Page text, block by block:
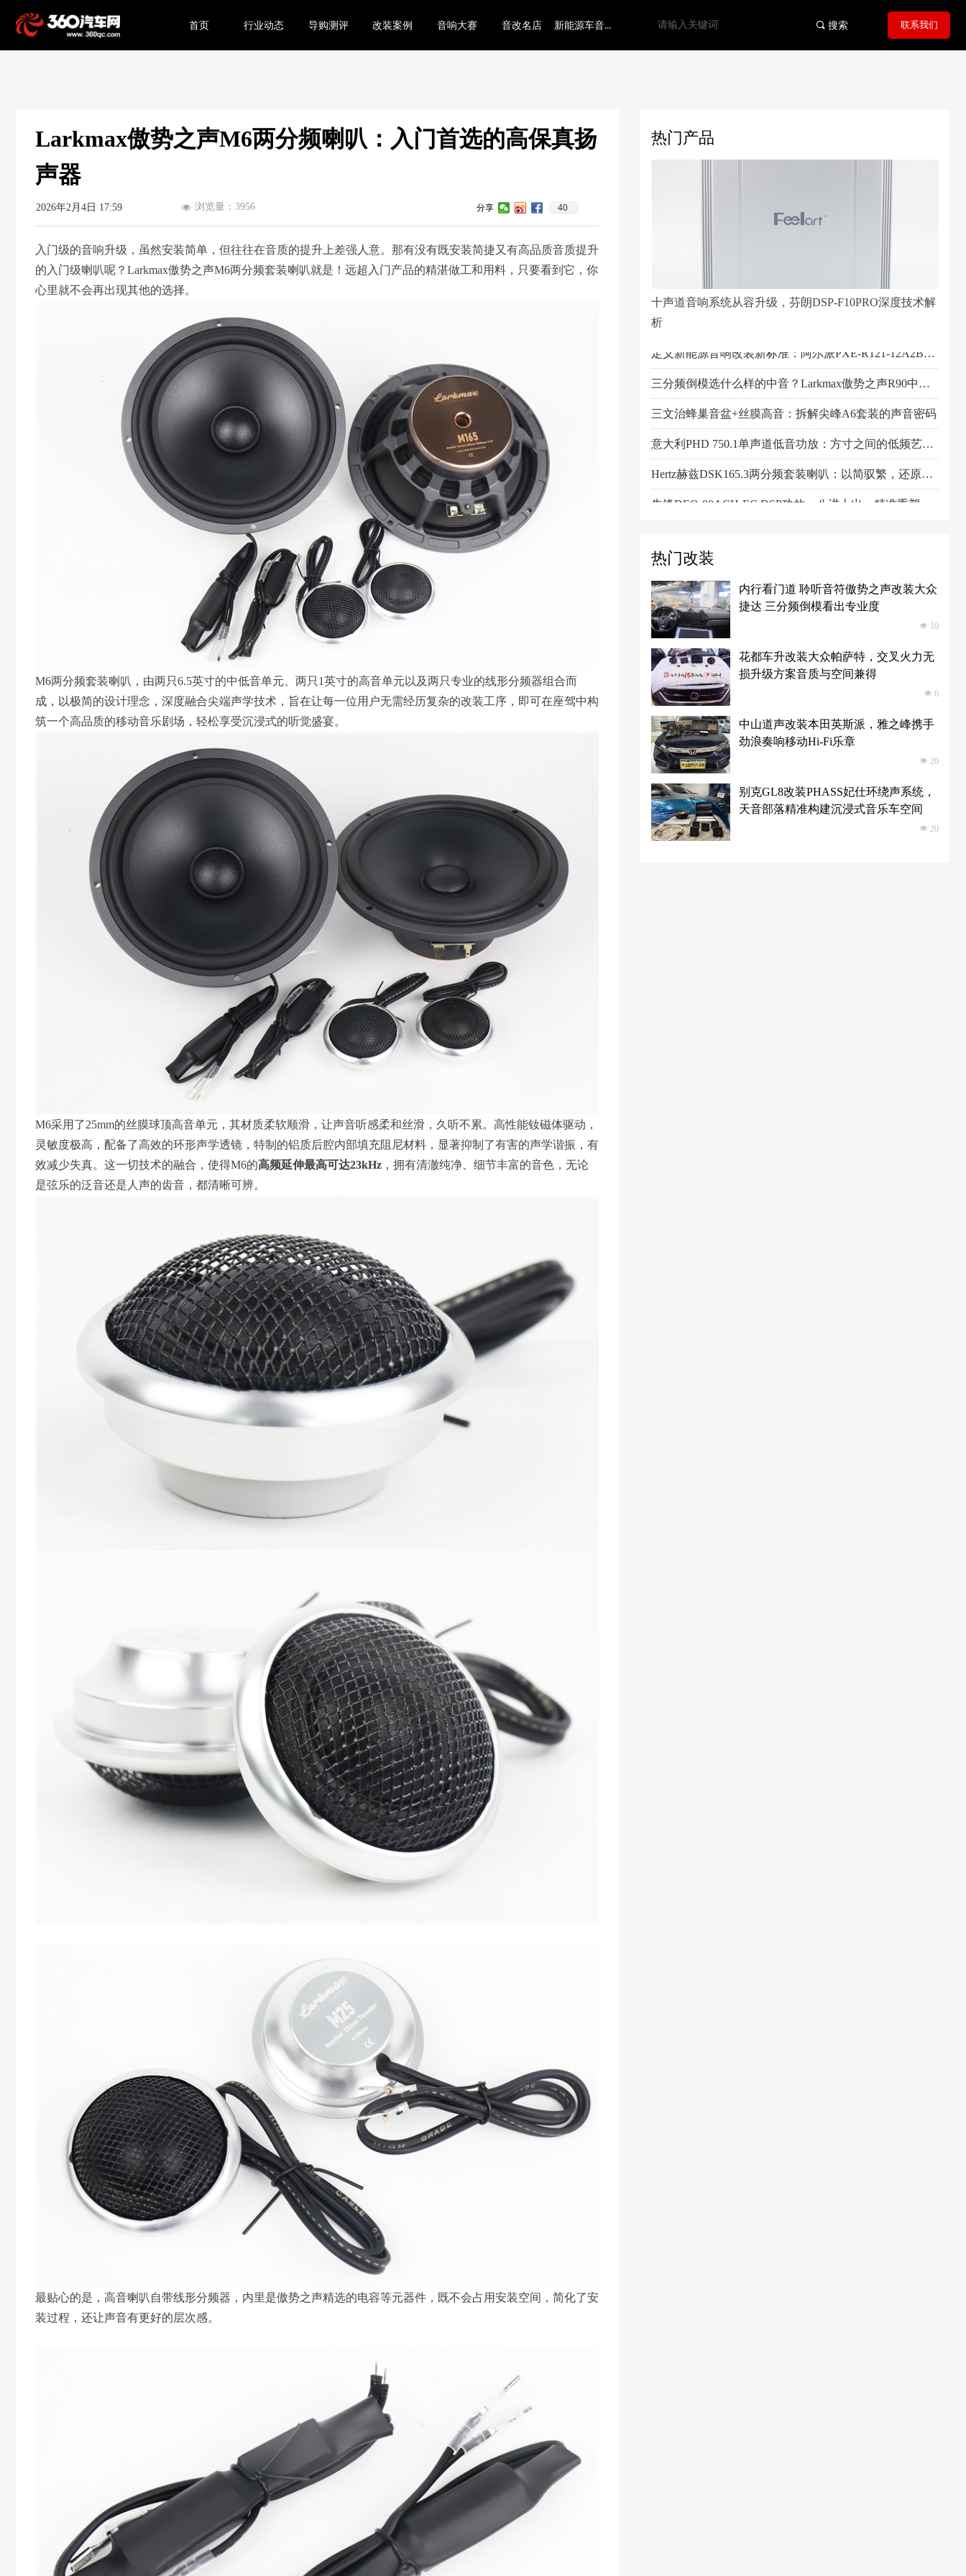
首页 行业动态 导购测评 改装案例 音响大赛 音改名店 新能源车音响底层逻辑 끠 搜索 联系我们
Larkmax傲势之声M6两分频喇叭：入门首选的高保真扬
声器
入门级的音响升级，虽然安装简单，但往往在音质的提升上差强人意。那有没有既安装简捷又有高品质音质提升
的入门级喇叭呢？Larkmax傲势之声M6两分频套装喇叭就是！远超入门产品的精湛做工和用料，只要看到它，你
心里就不会再出现其他的选择。
M6两分频套装喇叭，由两只6.5英寸的中低音单元、两只1英寸的高音单元以及两只专业的线形分频器组合而
成，以极简的设计理念，深度融合尖端声学技术，旨在让每一位用户无需经历复杂的改装工序，即可在座驾中构
筑一个高品质的移动音乐剧场，轻松享受沉浸式的听觉盛宴。
M6采用了25mm的丝膜球顶高音单元，其材质柔软顺滑，让声音听感柔和丝滑，久听不累。高性能钕磁体驱动，
灵敏度极高，配备了高效的环形声学透镜，特制的铝质后腔内部填充阻尼材料，显著抑制了有害的声学谐振，有
效减少失真。这一切技术的融合，使得M6的高频延伸最高可达23kHz ，拥有清澈纯净、细节丰富的音色，无论
是弦乐的泛音还是人声的齿音，都清晰可辨。
最贴心的是，高音喇叭自带线形分频器，内里是傲势之声精选的电容等元器件，既不会占用安装空间，简化了安
装过程，还让声音有更好的层次感。
2026年2月4日 17:59 分享 40
넶 浏览量： 3956
热门改装
内行看门道 聆听音符傲势之声改装大众
捷达 三分频倒模看出专业度
넶 10
花都车升改装大众帕萨特，交叉火力无
损升级方案音质与空间兼得
넶 6
中山道声改装本田英斯派，雅之峰携手
劲浪奏响移动Hi-Fi乐章
넶 20
别克GL8改装PHASS妃仕环绕声系统，
天音部落精准构建沉浸式音乐车空间
넶 20
热门产品
十声道音响系统从容升级，芬朗DSP-F10PRO深度技术解
析